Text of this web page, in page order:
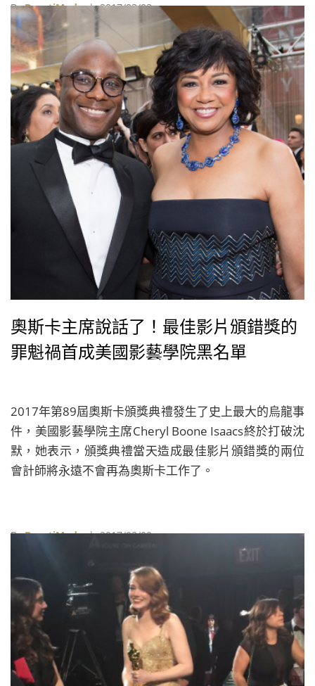
ByBeautiMode| 2017/03/03
奧斯卡主席說話了！最佳影片頒錯獎的
罪魁禍首成美國影藝學院黑名單
2017年第89屆奧斯卡頒獎典禮發生了史上最大的烏龍事
件，美國影藝學院主席Cheryl Boone Isaacs終於打破沈
默，她表示，頒獎典禮當天造成最佳影片頒錯獎的兩位
會計師將永遠不會再為奧斯卡工作了。
ByBeautiMode| 2017/03/02